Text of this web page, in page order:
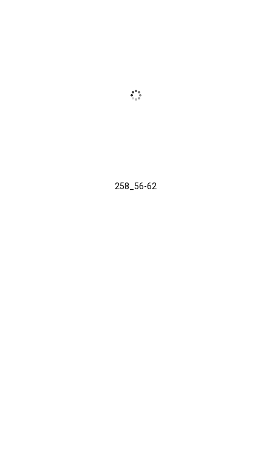
258_56-62